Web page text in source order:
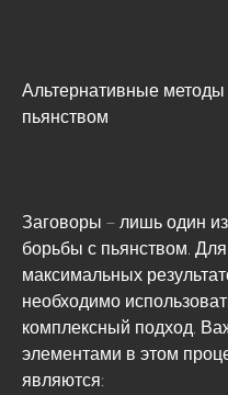
Альтернативные
пьянством
Заговоры – лишь один
борьбы с пьянством.
максимальных
необходимо
комплексный подход.
элементами в этом
являются: